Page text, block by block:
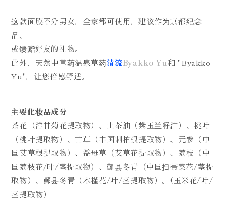
这款面膜不分男女，全家都可使用，建议作为京都纪念
品、
或馈赠好友的礼物。
此外，天然中草药温泉草药清流Byakko Yu和 "Byakko
Yu"，让您倍感舒适。
主要化妆品成分 □
茶花（洋甘菊花提取物）、山茶油（紫玉兰籽油）、桃叶
（桃叶提取物）、甘草（中国刺柏根提取物）、元参（中
国艾草根提取物）、益母草（艾草花提取物）、荔枝（中
国荔枝花/叶/茎提取物）、鄞县冬青（中国扫帚菜花/茎提
取物）、鄞县冬青（木槿花/叶/茎提取物）。(玉米花/叶/
茎提取物）